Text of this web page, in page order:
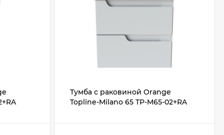
Тумба с раковиной Orange
Topline-Milano 65 TP-M65-02+RA